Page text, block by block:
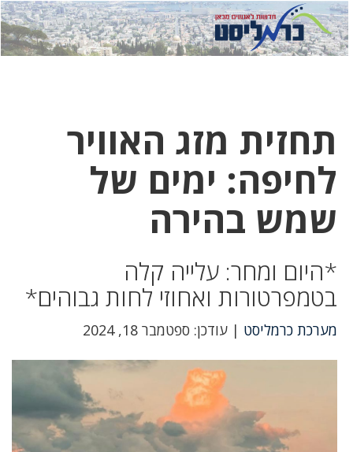
לחץ
כאן
לחץ
כדי
תחזית מזג האוויר
לחיפה: ימים של
שמש בהירה
*היום ומחר: עלייה קלה
בטמפרטורות ואחוזי לחות גבוהים*
מערכת כרמליסט | עודכן: ספטמבר 18, 2024